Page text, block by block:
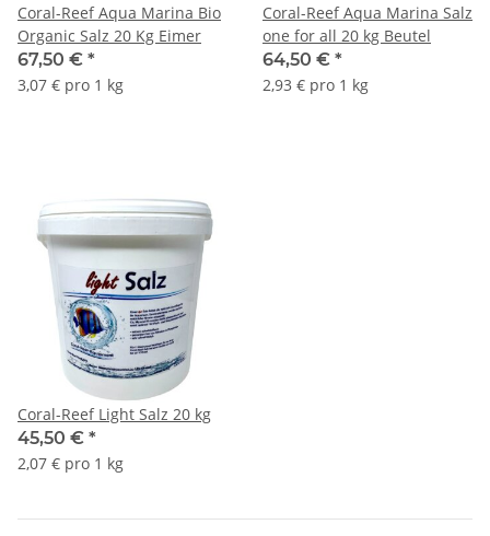
Coral-Reef Aqua Marina Bio
Organic Salz 20 Kg Eimer
67,50 € *
3,07 € pro 1 kg
Coral-Reef Aqua Marina Salz
one for all 20 kg Beutel
64,50 € *
2,93 € pro 1 kg
Coral-Reef Light Salz 20 kg
45,50 € *
2,07 € pro 1 kg